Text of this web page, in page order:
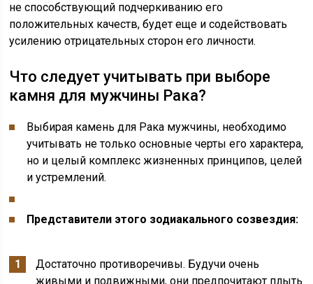
не способствующий подчеркиванию его
положительных качеств, будет еще и содействовать
усилению отрицательных сторон его личности.
Что следует учитывать при выборе
камня для мужчины Рака?
Выбирая камень для Рака мужчины, необходимо
учитывать не только основные черты его характера,
но и целый комплекс жизненных принципов, целей
и устремлений.
Представители этого зодиакального созвездия:
Достаточно противоречивы. Будучи очень
живыми и подвижными, они предпочитают плыть